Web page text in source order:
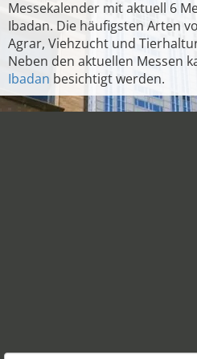
Messekalender mit aktuell 6
Ibadan. Die häufigsten Arten
Agrar, Viehzucht und
Neben den aktuellen Messen
Ibadan besichtigt werden.